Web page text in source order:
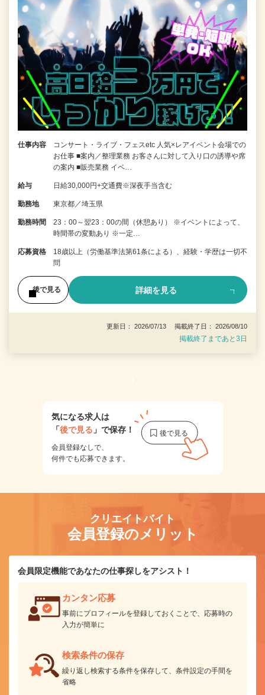
仕事内容
コンサート・ライブ・フェスetc 人気×レアイベント会場での
お仕事 ■案内／整理業務 お客さんに対して入り口の誘導や席
の案内 ■販売業務 イベ…
給与 日給30,000円+交通費※深夜手当含む
勤務地 東京都／埼玉県
勤務時間
23：00～翌23：00の間（休憩あり） ※イベントによって、
時間帯の変動あり ※一定…
応募資格
18歳以上（労働基準法第61条による）、経験・学歴は一切不
問
後で見る 詳細を見る
更新日： 2026/07/13 掲載終了日： 2026/08/10
掲載終了まであと3日
1
気になる求人は
「後で見る 」で保存！
会員登録なしで、
何件でも応募できます。
クリエイトバイト
会員登録のメリット
会員限定機能であなたの仕事探しをアシスト！
カンタン応募
事前にプロフィールを登録しておくことで、応募時の
入力が簡単に
検索条件の保存
繰り返し検索する条件を保存して、条件設定の手間を
省略